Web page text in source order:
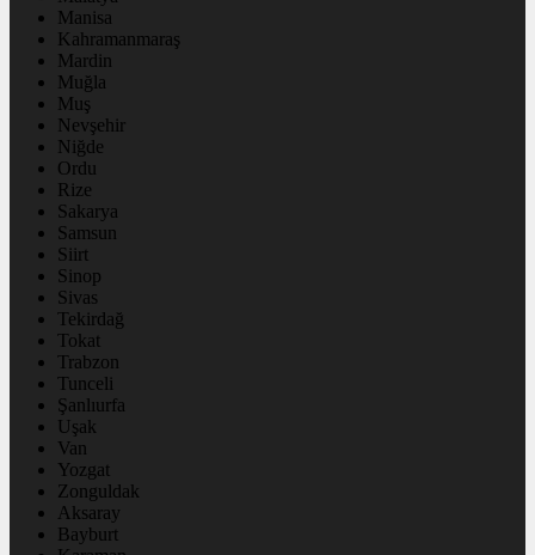
Manisa
Kahramanmaraş
Mardin
Muğla
Muş
Nevşehir
Niğde
Ordu
Rize
Sakarya
Samsun
Siirt
Sinop
Sivas
Tekirdağ
Tokat
Trabzon
Tunceli
Şanlıurfa
Uşak
Van
Yozgat
Zonguldak
Aksaray
Bayburt